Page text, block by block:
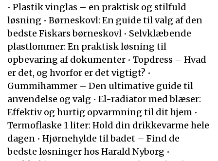
• Plastik vinglas – en praktisk og stilfuld
løsning • Børneskovl: En guide til valg af den
bedste Fiskars børneskovl • Selvklæbende
plastlommer: En praktisk løsning til
opbevaring af dokumenter • Topdress – Hvad
er det, og hvorfor er det vigtigt? •
Gummihammer – Den ultimative guide til
anvendelse og valg • El-radiator med blæser:
Effektiv og hurtig opvarmning til dit hjem •
Termoflaske 1 liter: Hold din drikkevarme hele
dagen • Hjørnehylde til badet – Find de
bedste løsninger hos Harald Nyborg •